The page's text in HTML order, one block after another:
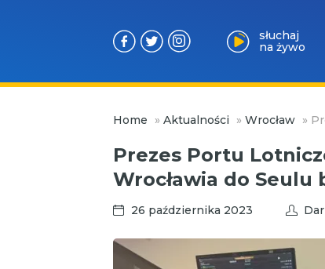
słuchaj
na żywo
Home » Aktualności » Wrocław »
Prezes Portu
Wrocławia do Seulu
26 października 2023